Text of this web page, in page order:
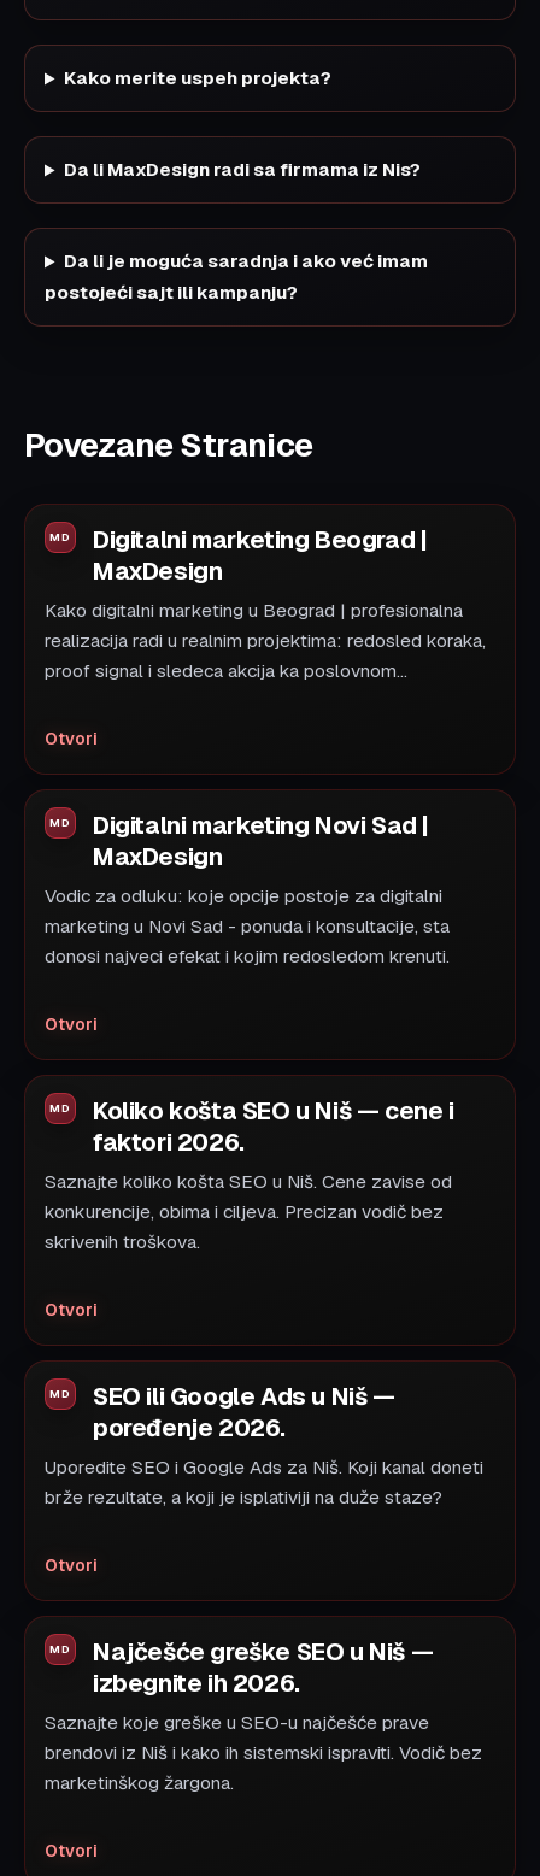
Kako merite uspeh projekta?
Da li MaxDesign radi sa firmama iz Nis?
Da li je moguća saradnja i ako već imam
postojeći sajt ili kampanju?
Povezane Stranice
Digitalni marketing Beograd |
MaxDesign
Kako digitalni marketing u Beograd | profesionalna
realizacija radi u realnim projektima: redosled koraka,
proof signal i sledeca akcija ka poslovnom...
Otvori
Digitalni marketing Novi Sad |
MaxDesign
Vodic za odluku: koje opcije postoje za digitalni
marketing u Novi Sad - ponuda i konsultacije, sta
donosi najveci efekat i kojim redosledom krenuti.
Otvori
Koliko košta SEO u Niš — cene i
faktori 2026.
Saznajte koliko košta SEO u Niš. Cene zavise od
konkurencije, obima i ciljeva. Precizan vodič bez
skrivenih troškova.
Otvori
SEO ili Google Ads u Niš —
poređenje 2026.
Uporedite SEO i Google Ads za Niš. Koji kanal doneti
brže rezultate, a koji je isplativiji na duže staze?
Otvori
Najčešće greške SEO u Niš —
izbegnite ih 2026.
Saznajte koje greške u SEO-u najčešće prave
brendovi iz Niš i kako ih sistemski ispraviti. Vodič bez
marketinškog žargona.
Otvori